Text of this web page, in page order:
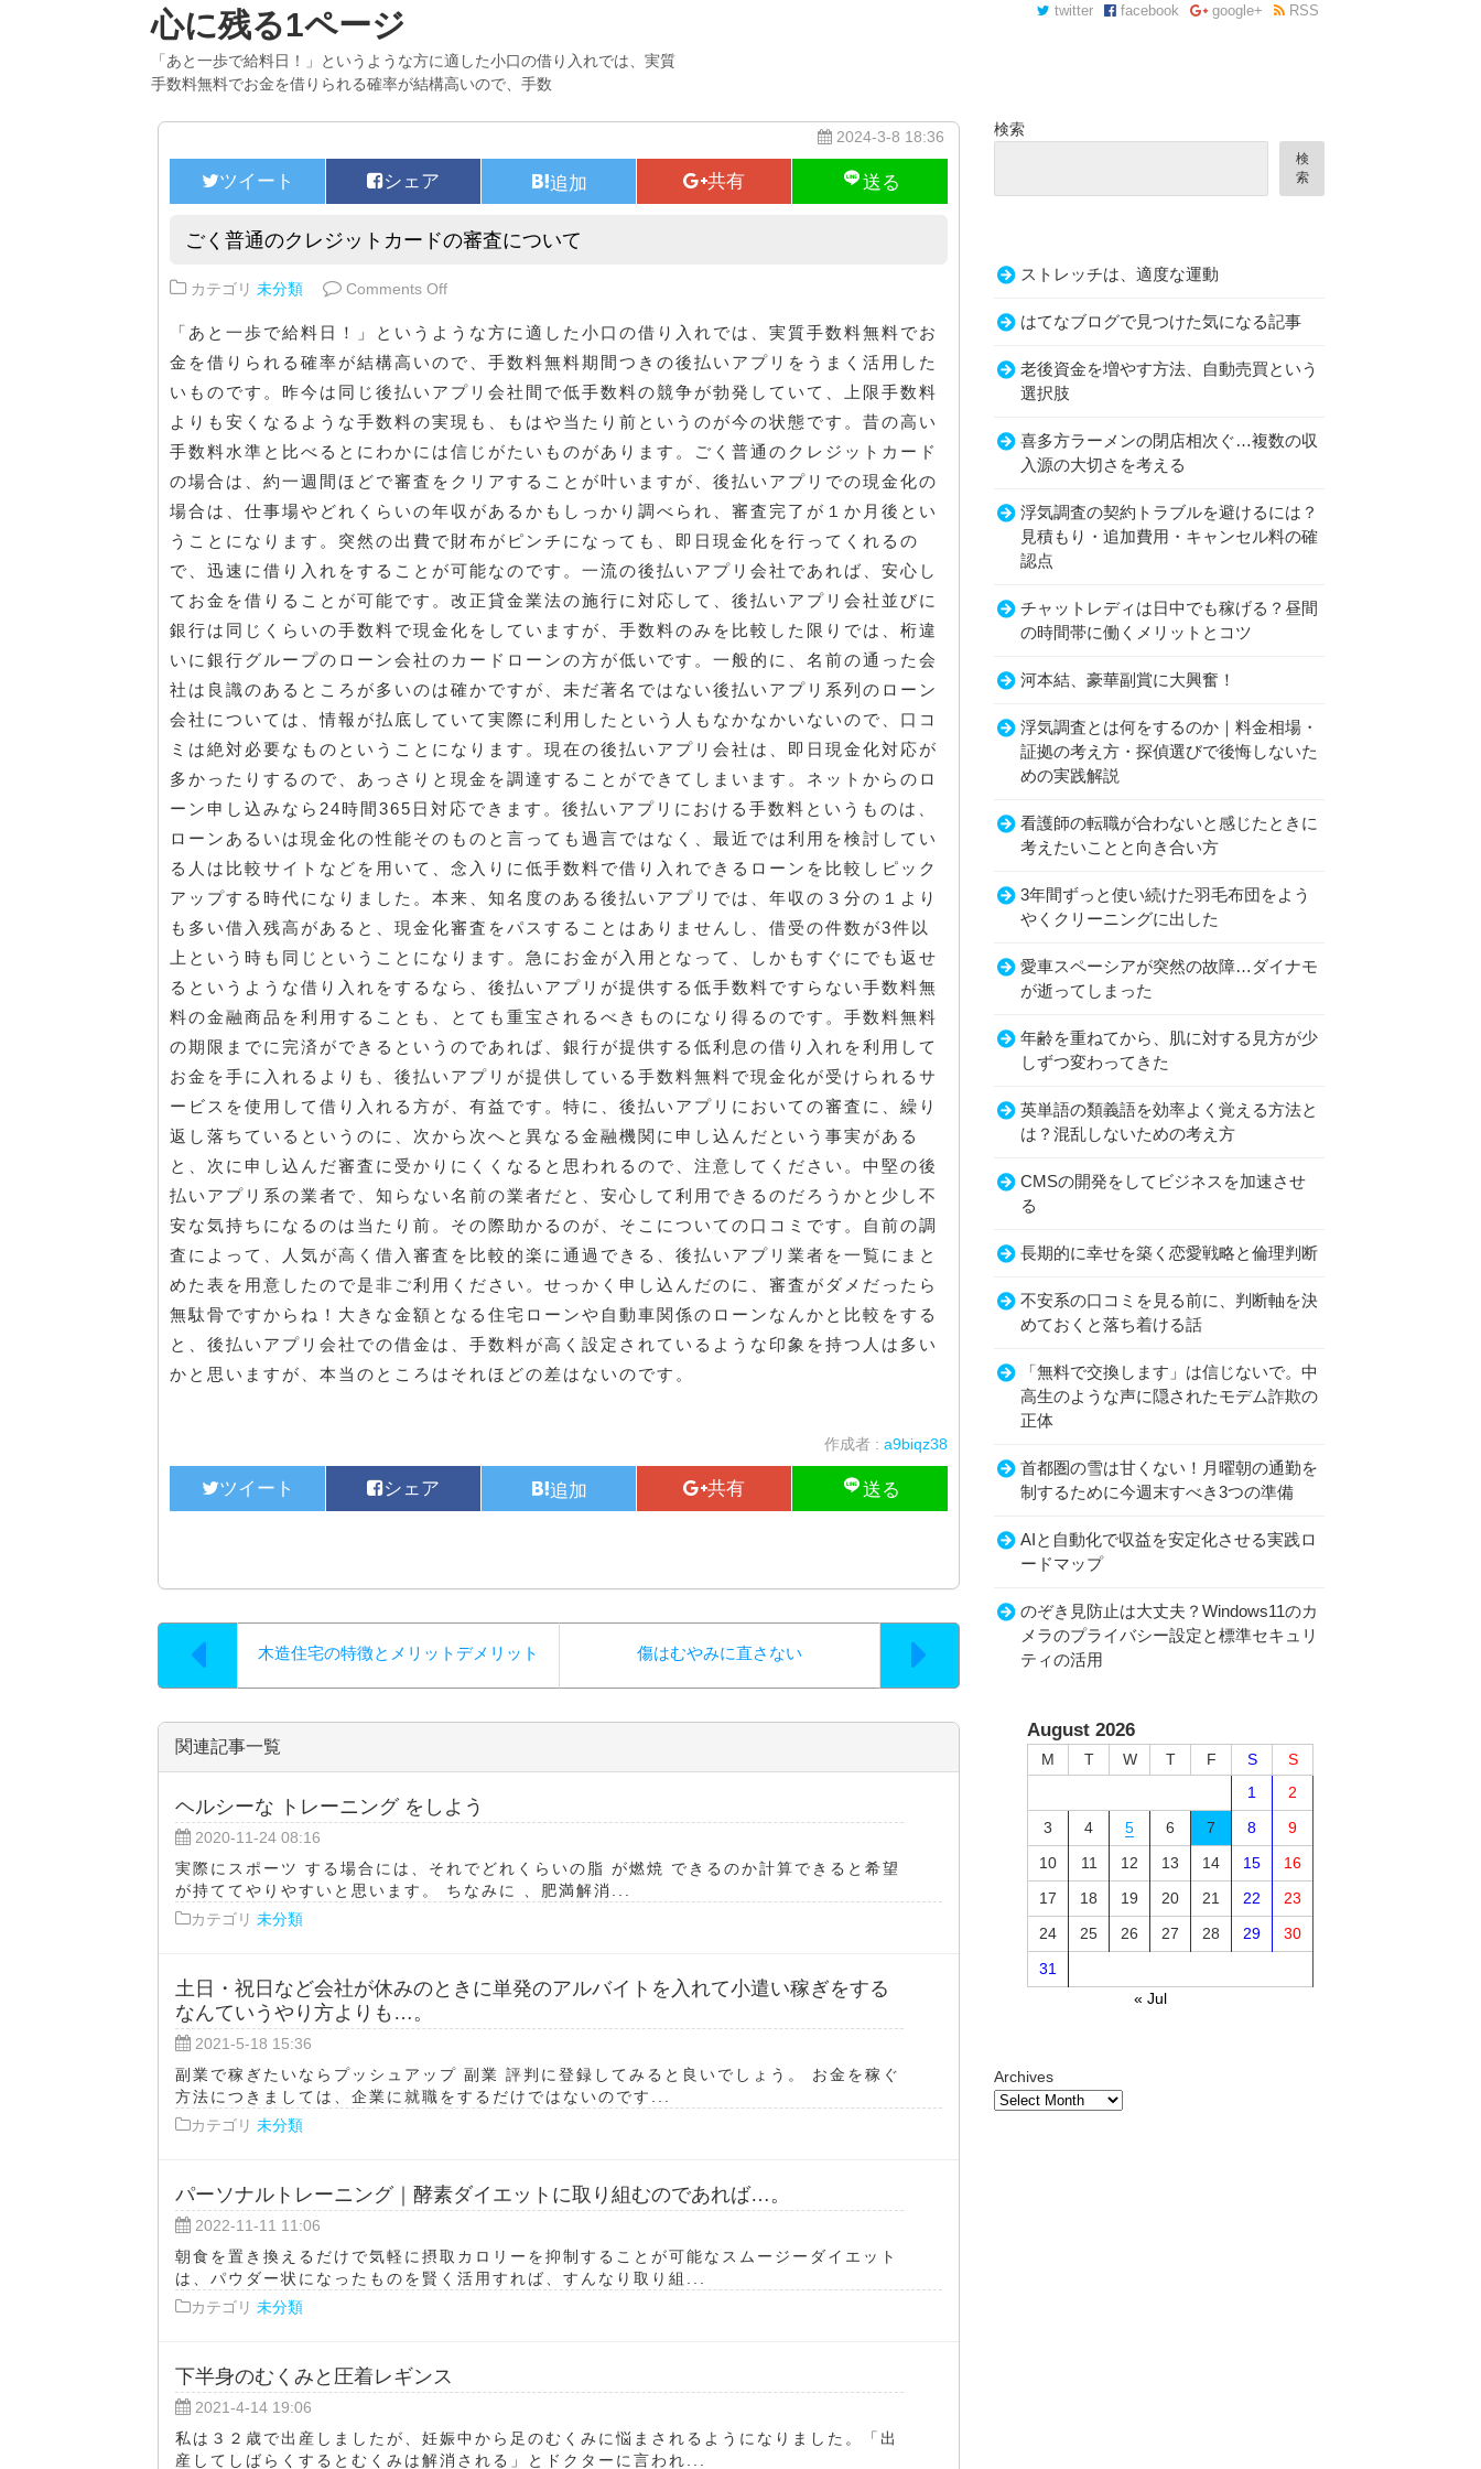
心に残る1ページ
「あと一歩で給料日！」というような方に適した小口の借り入れでは、実質
手数料無料でお金を借りられる確率が結構高いので、手数
twitter facebook google+ RSS
2024-3-8 18:36
ごく普通のクレジットカードの審査について
カテゴリ 未分類 Comments Offon ごく普通のクレジットカードの審査について
「あと一歩で給料日！」というような方に適した小口の借り入れでは、実質手数料無料でお
金を借りられる確率が結構高いので、手数料無料期間つきの後払いアプリをうまく活用した
いものです。昨今は同じ後払いアプリ会社間で低手数料の競争が勃発していて、上限手数料
よりも安くなるような手数料の実現も、もはや当たり前というのが今の状態です。昔の高い
手数料水準と比べるとにわかには信じがたいものがあります。ごく普通のクレジットカード
の場合は、約一週間ほどで審査をクリアすることが叶いますが、後払いアプリでの現金化の
場合は、仕事場やどれくらいの年収があるかもしっかり調べられ、審査完了が１か月後とい
うことになります。突然の出費で財布がピンチになっても、即日現金化を行ってくれるの
で、迅速に借り入れをすることが可能なのです。一流の後払いアプリ会社であれば、安心し
てお金を借りることが可能です。改正貸金業法の施行に対応して、後払いアプリ会社並びに
銀行は同じくらいの手数料で現金化をしていますが、手数料のみを比較した限りでは、桁違
いに銀行グループのローン会社のカードローンの方が低いです。一般的に、名前の通った会
社は良識のあるところが多いのは確かですが、未だ著名ではない後払いアプリ系列のローン
会社については、情報が払底していて実際に利用したという人もなかなかいないので、口コ
ミは絶対必要なものということになります。現在の後払いアプリ会社は、即日現金化対応が
多かったりするので、あっさりと現金を調達することができてしまいます。ネットからのロ
ーン申し込みなら24時間365日対応できます。後払いアプリにおける手数料というものは、
ローンあるいは現金化の性能そのものと言っても過言ではなく、最近では利用を検討してい
る人は比較サイトなどを用いて、念入りに低手数料で借り入れできるローンを比較しピック
アップする時代になりました。本来、知名度のある後払いアプリでは、年収の３分の１より
も多い借入残高があると、現金化審査をパスすることはありませんし、借受の件数が3件以
上という時も同じということになります。急にお金が入用となって、しかもすぐにでも返せ
るというような借り入れをするなら、後払いアプリが提供する低手数料ですらない手数料無
料の金融商品を利用することも、とても重宝されるべきものになり得るのです。手数料無料
の期限までに完済ができるというのであれば、銀行が提供する低利息の借り入れを利用して
お金を手に入れるよりも、後払いアプリが提供している手数料無料で現金化が受けられるサ
ービスを使用して借り入れる方が、有益です。特に、後払いアプリにおいての審査に、繰り
返し落ちているというのに、次から次へと異なる金融機関に申し込んだという事実がある
と、次に申し込んだ審査に受かりにくくなると思われるので、注意してください。中堅の後
払いアプリ系の業者で、知らない名前の業者だと、安心して利用できるのだろうかと少し不
安な気持ちになるのは当たり前。その際助かるのが、そこについての口コミです。自前の調
査によって、人気が高く借入審査を比較的楽に通過できる、後払いアプリ業者を一覧にまと
めた表を用意したので是非ご利用ください。せっかく申し込んだのに、審査がダメだったら
無駄骨ですからね！大きな金額となる住宅ローンや自動車関係のローンなんかと比較をする
と、後払いアプリ会社での借金は、手数料が高く設定されているような印象を持つ人は多い
かと思いますが、本当のところはそれほどの差はないのです。
作成者 : a9biqz38
木造住宅の特徴とメリットデメリット 傷はむやみに直さない
関連記事一覧
ヘルシーな トレーニング をしよう
2020-11-24 08:16
実際にスポーツ する場合には、それでどれくらいの脂 が燃焼 できるのか計算できると希望
が持ててやりやすいと思います。 ちなみに 、肥満解消...
カテゴリ 未分類
土日・祝日など会社が休みのときに単発のアルバイトを入れて小遣い稼ぎをする
なんていうやり方よりも…。
2021-5-18 15:36
副業で稼ぎたいならプッシュアップ 副業 評判に登録してみると良いでしょう。 お金を稼ぐ
方法につきましては、企業に就職をするだけではないのです...
カテゴリ 未分類
パーソナルトレーニング｜酵素ダイエットに取り組むのであれば…。
2022-11-11 11:06
朝食を置き換えるだけで気軽に摂取カロリーを抑制することが可能なスムージーダイエット
は、パウダー状になったものを賢く活用すれば、すんなり取り組...
カテゴリ 未分類
下半身のむくみと圧着レギンス
2021-4-14 19:06
私は３２歳で出産しましたが、妊娠中から足のむくみに悩まされるようになりました。「出
産してしばらくするとむくみは解消される」とドクターに言われ...
検索
検
索
ストレッチは、適度な運動
はてなブログで見つけた気になる記事
老後資金を増やす方法、自動売買という
選択肢
喜多方ラーメンの閉店相次ぐ…複数の収
入源の大切さを考える
浮気調査の契約トラブルを避けるには？
見積もり・追加費用・キャンセル料の確
認点
チャットレディは日中でも稼げる？昼間
の時間帯に働くメリットとコツ
河本結、豪華副賞に大興奮！
浮気調査とは何をするのか｜料金相場・
証拠の考え方・探偵選びで後悔しないた
めの実践解説
看護師の転職が合わないと感じたときに
考えたいことと向き合い方
3年間ずっと使い続けた羽毛布団をよう
やくクリーニングに出した
愛車スペーシアが突然の故障…ダイナモ
が逝ってしまった
年齢を重ねてから、肌に対する見方が少
しずつ変わってきた
英単語の類義語を効率よく覚える方法と
は？混乱しないための考え方
CMSの開発をしてビジネスを加速させ
る
長期的に幸せを築く恋愛戦略と倫理判断
不安系の口コミを見る前に、判断軸を決
めておくと落ち着ける話
「無料で交換します」は信じないで。中
高生のような声に隠されたモデム詐欺の
正体
首都圏の雪は甘くない！月曜朝の通勤を
制するために今週末すべき3つの準備
AIと自動化で収益を安定化させる実践ロ
ードマップ
のぞき見防止は大丈夫？Windows11のカ
メラのプライバシー設定と標準セキュリ
ティの活用
August 2026
M T W T F S
S
1
2
3
4 5 6 7 8
9
10
11 12 13 14 15
16
17
18 19 20 21 22
23
24
25 26 27 28 29
30
31
« Jul
Archives